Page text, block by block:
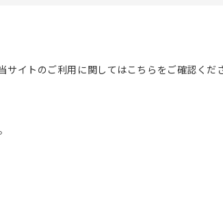
イトのご利用に関してはこちらをご確認くだ